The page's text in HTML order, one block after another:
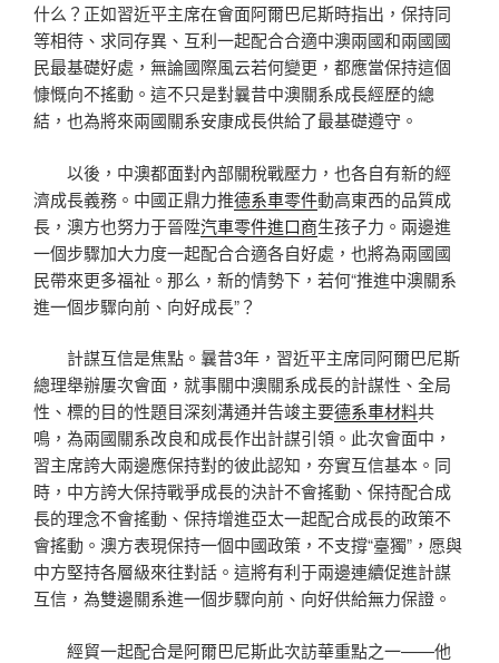
什么？正如習近平主席在會面阿爾巴尼斯時指出，保持同
等相待、求同存異、互利一起配合合適中澳兩國和兩國國
民最基礎好處，無論國際風云若何變更，都應當保持這個
慷慨向不搖動。這不只是對曩昔中澳關系成長經歷的總
結，也為將來兩國關系安康成長供給了最基礎遵守。
以後，中澳都面對內部關稅戰壓力，也各自有新的經
濟成長義務。中國正鼎力推德系車零件動高東西的品質成
長，澳方也努力于晉陞汽車零件進口商生孩子力。兩邊進
一個步驟加大力度一起配合合適各自好處，也將為兩國國
民帶來更多福祉。那么，新的情勢下，若何“推進中澳關系
進一個步驟向前、向好成長”？
計謀互信是焦點。曩昔3年，習近平主席同阿爾巴尼斯
總理舉辦屢次會面，就事關中澳關系成長的計謀性、全局
性、標的目的性題目深刻溝通并告竣主要德系車材料共
鳴，為兩國關系改良和成長作出計謀引領。此次會面中，
習主席誇大兩邊應保持對的彼此認知，夯實互信基本。同
時，中方誇大保持戰爭成長的決計不會搖動、保持配合成
長的理念不會搖動、保持增進亞太一起配合成長的政策不
會搖動。澳方表現保持一個中國政策，不支撐“臺獨”，愿與
中方堅持各層級來往對話。這將有利于兩邊連續促進計謀
互信，為雙邊關系進一個步驟向前、向好供給無力保證。
經貿一起配合是阿爾巴尼斯此次訪華重點之一——他